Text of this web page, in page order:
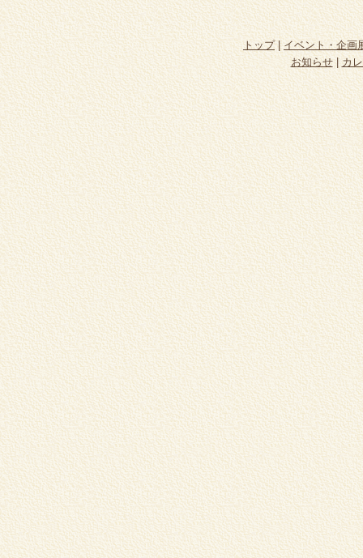
トップ|イベント・企画
お知らせ| カ